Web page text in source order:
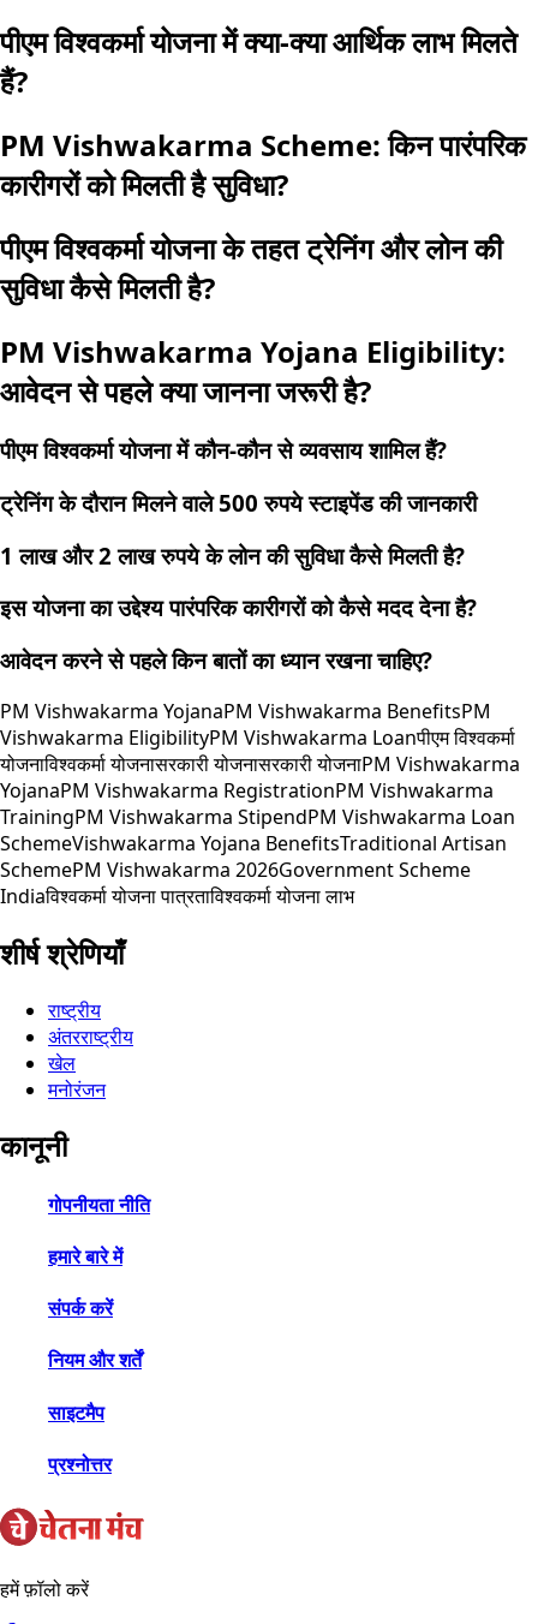
पीएम विश्वकर्मा योजना में क्या-क्या आर्थिक लाभ मिलते
हैं?
PM Vishwakarma Scheme: किन पारंपरिक
कारीगरों को मिलती है सुविधा?
पीएम विश्वकर्मा योजना के तहत ट्रेनिंग और लोन की
सुविधा कैसे मिलती है?
PM Vishwakarma Yojana Eligibility:
आवेदन से पहले क्या जानना जरूरी है?
पीएम विश्वकर्मा योजना में कौन-कौन से व्यवसाय शामिल हैं?
ट्रेनिंग के दौरान मिलने वाले 500 रुपये स्टाइपेंड की जानकारी
1 लाख और 2 लाख रुपये के लोन की सुविधा कैसे मिलती है?
इस योजना का उद्देश्य पारंपरिक कारीगरों को कैसे मदद देना है?
आवेदन करने से पहले किन बातों का ध्यान रखना चाहिए?
PM Vishwakarma YojanaPM Vishwakarma BenefitsPM
Vishwakarma EligibilityPM Vishwakarma Loanपीएम विश्वकर्मा
योजनाविश्वकर्मा योजनासरकारी योजनासरकारी योजनाPM Vishwakarma
YojanaPM Vishwakarma RegistrationPM Vishwakarma
TrainingPM Vishwakarma StipendPM Vishwakarma Loan
SchemeVishwakarma Yojana BenefitsTraditional Artisan
SchemePM Vishwakarma 2026Government Scheme
Indiaविश्वकर्मा योजना पात्रताविश्वकर्मा योजना लाभ
शीर्ष श्रेणियाँ
राष्ट्रीय
अंतरराष्ट्रीय
खेल
मनोरंजन
कानूनी
गोपनीयता नीति
हमारे बारे में
संपर्क करें
नियम और शर्तें
साइटमैप
प्रश्नोत्तर
हमें फ़ॉलो करें